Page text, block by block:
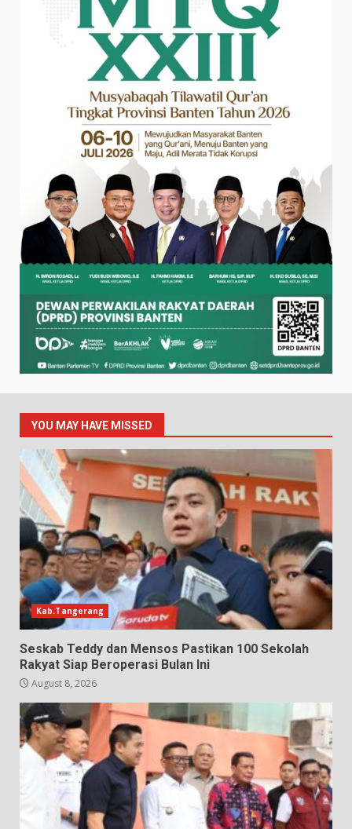
YOU MAY HAVE MISSED
Kab.Tangerang
Seskab Teddy dan Mensos Pastikan 100 Sekolah
Rakyat Siap Beroperasi Bulan Ini
August 8, 2026